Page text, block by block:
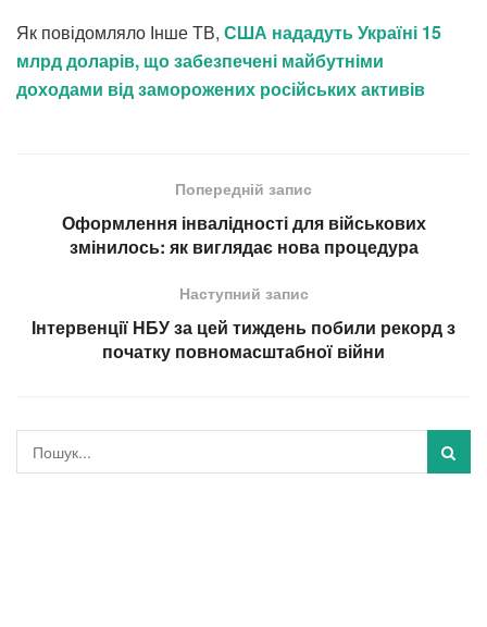
Як повідомляло Інше ТВ, США нададуть Україні 15
млрд доларів, що забезпечені майбутніми
доходами від заморожених російських активів
Попередній запис
Оформлення інвалідності для військових
змінилось: як виглядає нова процедура
Наступний запис
Інтервенції НБУ за цей тиждень побили рекорд з
початку повномасштабної війни